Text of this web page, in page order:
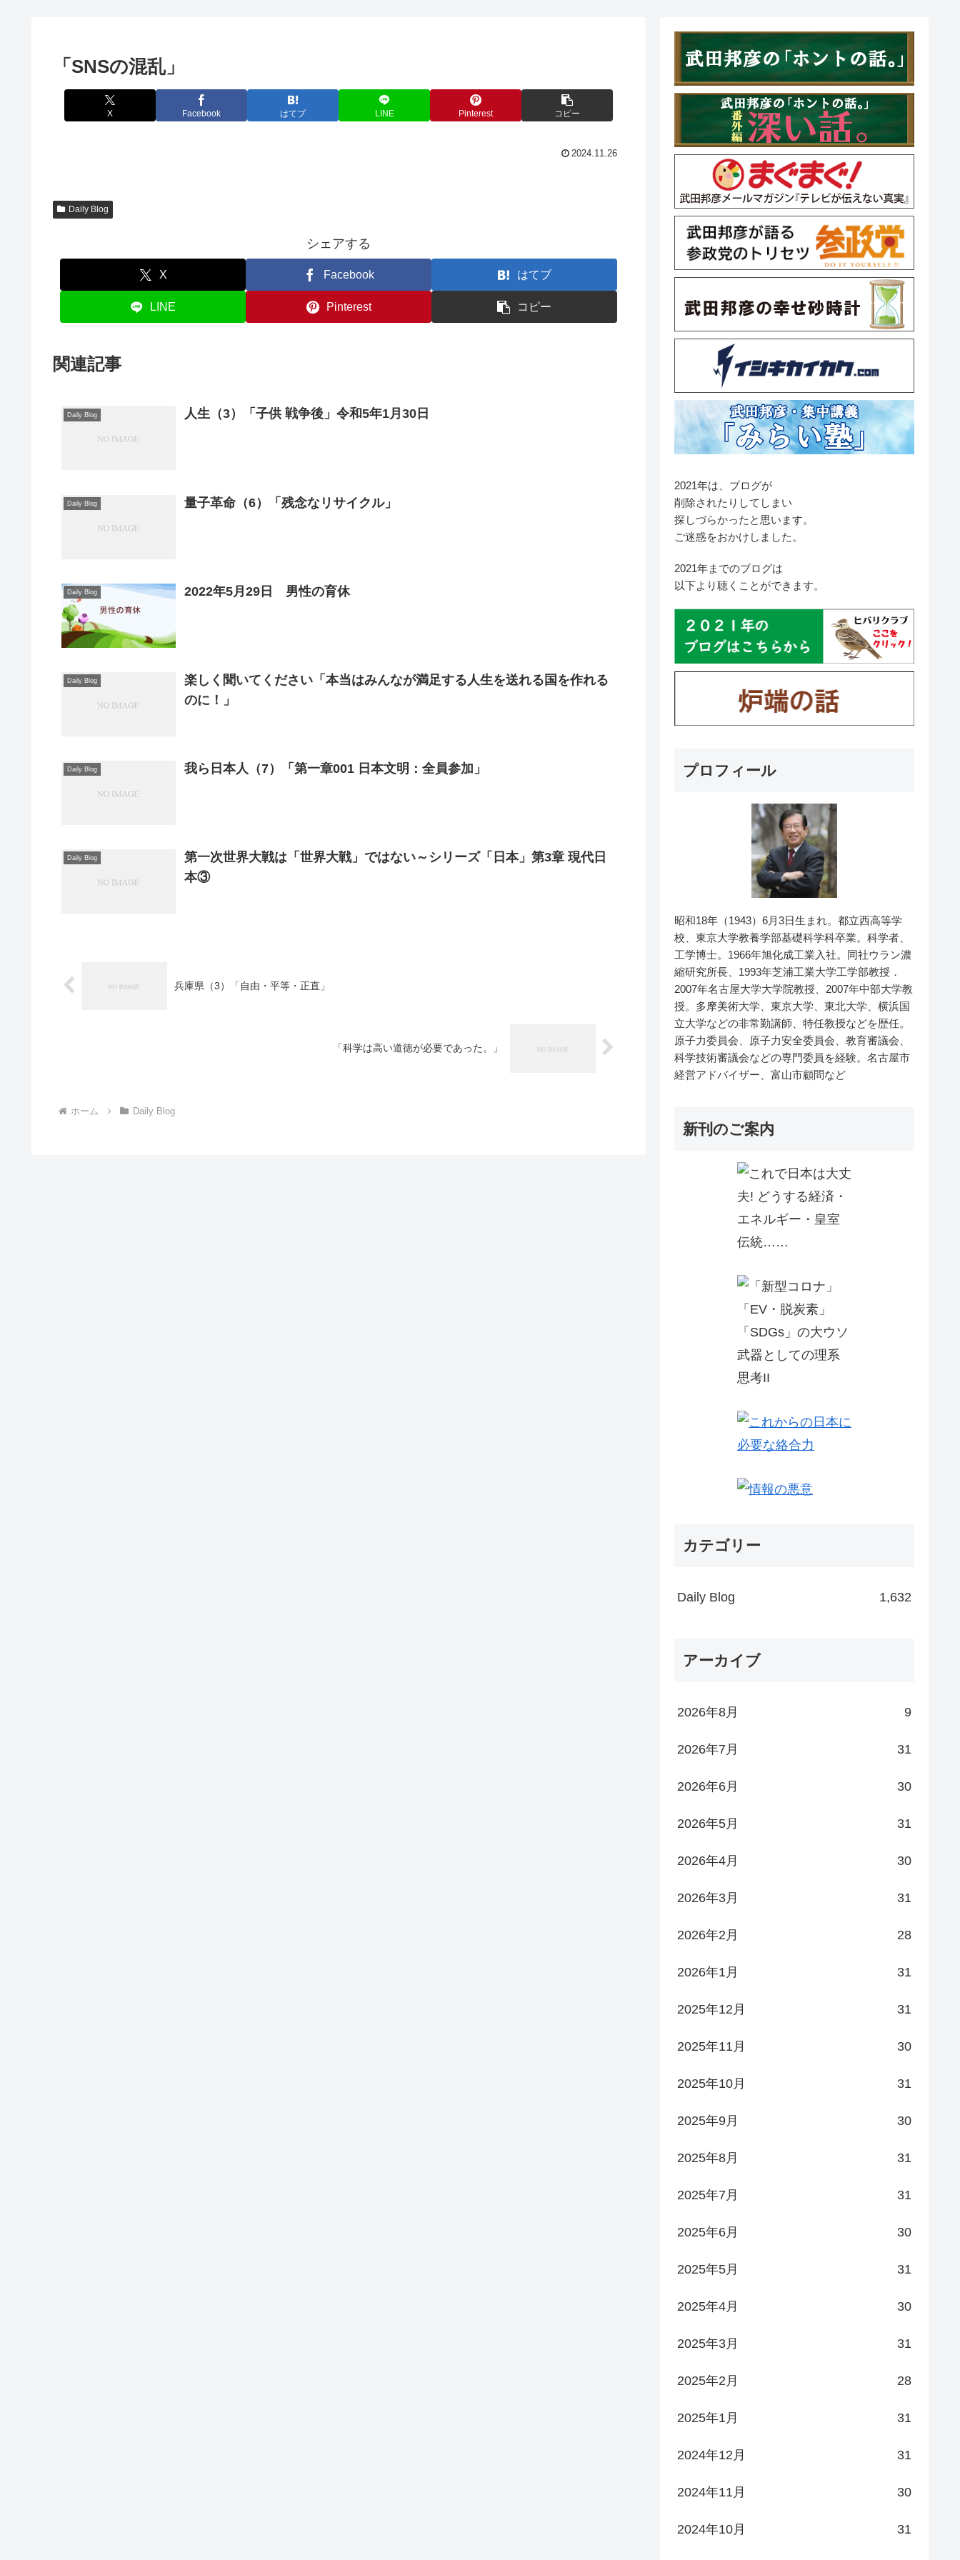
「SNSの混乱」
X Facebook はてブ LINE Pinterest コピー
2024.11.26
Daily Blog
シェアする
X Facebook はてブ
LINE Pinterest コピー
関連記事
Daily Blog 人生（3）「子供 戦争後」令和5年1月30日
Daily Blog 量子革命（6）「残念なリサイクル」
Daily Blog 2022年5月29日 男性の育休
Daily Blog
楽しく聞いてください「本当はみんなが満足する人生を送れる国を作れる
のに！」
Daily Blog 我ら日本人（7）「第一章001 日本文明：全員参加」
Daily Blog
第一次世界大戦は「世界大戦」ではない～シリーズ「日本」第3章 現代日
本③
兵庫県（3）「自由・平等・正直」
「科学は高い道徳が必要であった。」
ホーム Daily Blog
2021年は、ブログが
削除されたりしてしまい
探しづらかったと思います。
ご迷惑をおかけしました。
2021年までのブログは
以下より聴くことができます。
プロフィール
昭和18年（1943）6月3日生まれ。都立西高等学
校、東京大学教養学部基礎科学科卒業。科学者、
工学博士。1966年旭化成工業入社。同社ウラン濃
縮研究所長、1993年芝浦工業大学工学部教授．
2007年名古屋大学大学院教授、2007年中部大学教
授。多摩美術大学、東京大学、東北大学、横浜国
立大学などの非常勤講師、特任教授などを歴任。
原子力委員会、原子力安全委員会、教育審議会、
科学技術審議会などの専門委員を経験。名古屋市
経営アドバイザー、富山市顧問など
新刊のご案内
カテゴリー
Daily Blog 1,632
アーカイブ
2026年8月 9
2026年7月 31
2026年6月 30
2026年5月 31
2026年4月 30
2026年3月 31
2026年2月 28
2026年1月 31
2025年12月 31
2025年11月 30
2025年10月 31
2025年9月 30
2025年8月 31
2025年7月 31
2025年6月 30
2025年5月 31
2025年4月 30
2025年3月 31
2025年2月 28
2025年1月 31
2024年12月 31
2024年11月 30
2024年10月 31